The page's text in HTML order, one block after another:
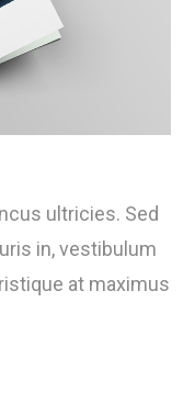
ultricies. Sed
in, vestibulum
at maximus